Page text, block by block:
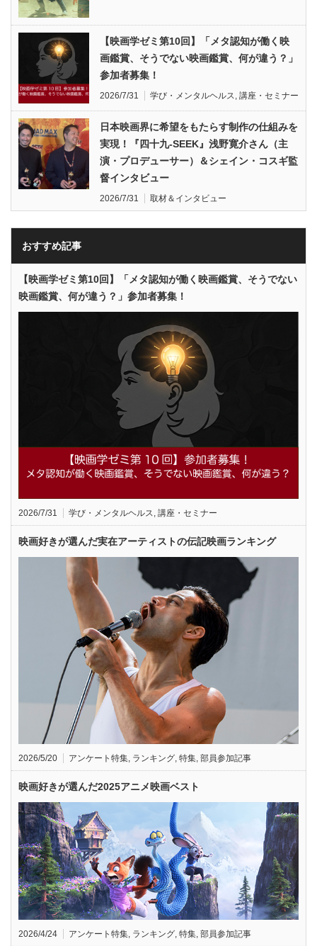
【映画学ゼミ第10回】「メタ認知が働く映
画鑑賞、そうでない映画鑑賞、何が違う？」
参加者募集！
2026/7/31 学び・メンタルヘルス, 講座・セミナー
日本映画界に希望をもたらす制作の仕組みを
実現！『四十九-SEEK』浅野寛介さん（主
演・プロデューサー）＆シェイン・コスギ監
督インタビュー
2026/7/31 取材＆インタビュー
おすすめ記事
【映画学ゼミ第10回】「メタ認知が働く映画鑑賞、そうでない
映画鑑賞、何が違う？」参加者募集！
2026/7/31 学び・メンタルヘルス, 講座・セミナー
映画好きが選んだ実在アーティストの伝記映画ランキング
2026/5/20 アンケート特集, ランキング, 特集, 部員参加記事
映画好きが選んだ2025アニメ映画ベスト
2026/4/24 アンケート特集, ランキング, 特集, 部員参加記事